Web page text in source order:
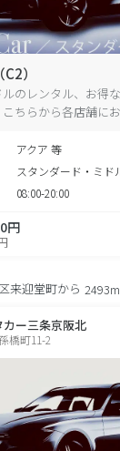
）
のレンタル、お得
ちらから各店舗にお
アクア 等
スタンダード・ミド
08:00-20:00
円
来迎堂町から 2493m
カー三条京阪北
橋町11-2